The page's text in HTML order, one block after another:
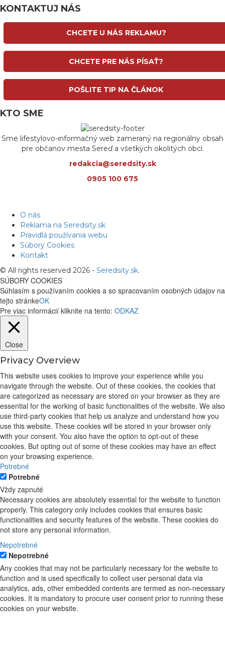
KONTAKTUJ NÁS
CHCETE U NÁS REKLAMU?
CHCETE PRE NÁS PÍSAŤ?
POŠLITE TIP NA ČLÁNOK
KTO SME
Sme lifestylovo-informačný web zameraný na regionálny obsah
pre občanov mesta Sereď a všetkých okolitých obcí.
redakcia@seredsity.sk
0905 100 675
O nás
Reklama na Seredsity.sk
Pravidlá používania webu
Súbory Cookies
Kontakt
© All rights reserved 2026 - Seredsity.sk.
SÚBORY COOKIES
Súhlasím s používaním cookies a so spracovaním osobných údajov na
tejto stránkeOK
Pre viac informácií kliknite na tento: ODKAZ
Close
Privacy Overview
This website uses cookies to improve your experience while you
navigate through the website. Out of these cookies, the cookies that
are categorized as necessary are stored on your browser as they are
essential for the working of basic functionalities of the website. We also
use third-party cookies that help us analyze and understand how you
use this website. These cookies will be stored in your browser only
with your consent. You also have the option to opt-out of these
cookies. But opting out of some of these cookies may have an effect
on your browsing experience.
Potrebné
Potrebné
Vždy zapnuté
Necessary cookies are absolutely essential for the website to function
properly. This category only includes cookies that ensures basic
functionalities and security features of the website. These cookies do
not store any personal information.
Nepotrebné
Nepotrebné
Any cookies that may not be particularly necessary for the website to
function and is used specifically to collect user personal data via
analytics, ads, other embedded contents are termed as non-necessary
cookies. It is mandatory to procure user consent prior to running these
cookies on your website.